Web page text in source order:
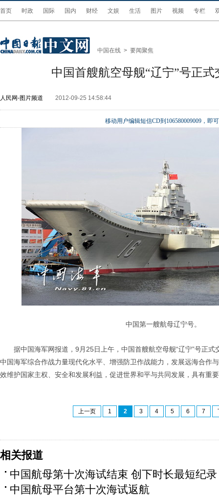
首页 时政 国际 国内 财经 文娱 生活 图片 视频 专栏
中国在线 > 要闻聚焦
中国首艘航空母舰“辽宁”号正式
人民网-图片频道 2012-09-25 14:58:44
移动用户编辑短信CD到106580009009，即
中国第一艘航母辽宁号。
据中国海军网报道，9月25日上午，中国首艘航空母舰“辽宁”号正
中国海军综合作战力量现代化水平、增强防卫作战能力，发展远海合作
效维护国家主权、安全和发展利益，促进世界和平与共同发展，具有重
上一页 1 2 3 4 5 6 7
相关报道
中国航母第十次海试结束 创下时长最短纪录
中国航母平台第十次海试返航